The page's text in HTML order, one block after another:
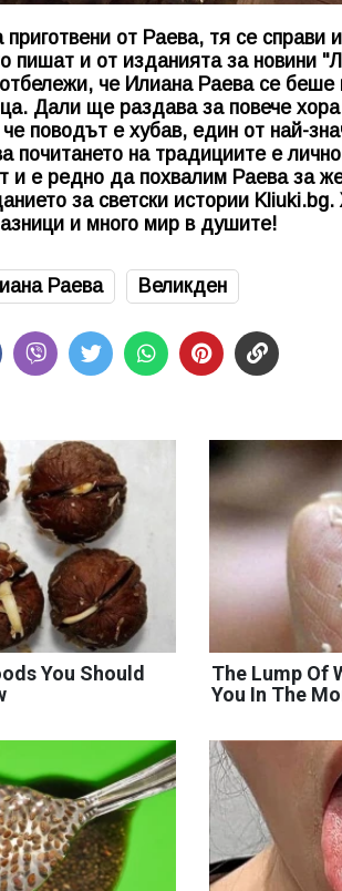
от Раева, тя се справи
пишат и от изданията за новини
че Илиана Раева се беше
Дали ще раздава за повече хора
поводът е хубав, един от най-
почитането на традициите е
и е редно да похвалим Раева за
за светски истории Kliuki.bg.
и много мир в душите!
Раева Великден
You Should
The Lump Of
You In The